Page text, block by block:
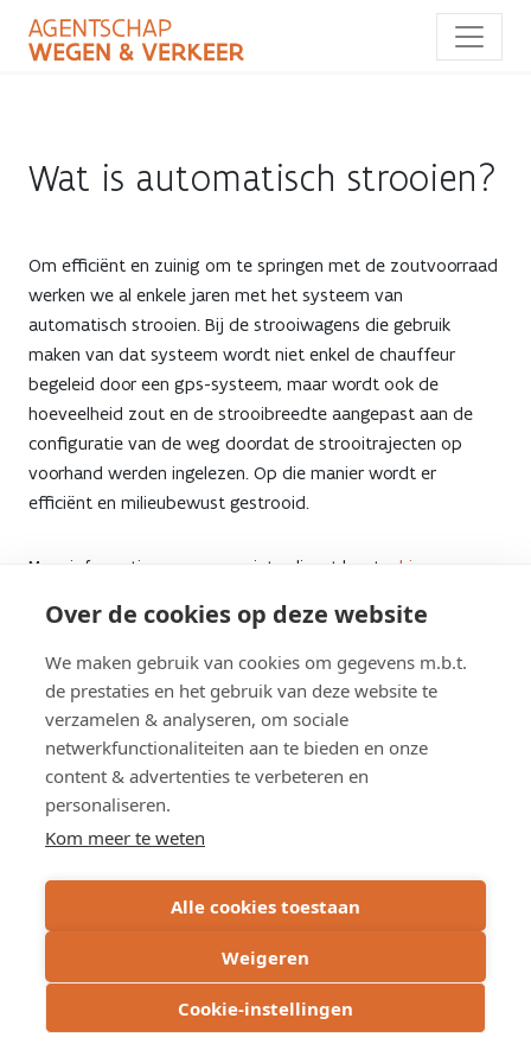
Over de cookies op deze website
We maken gebruik van cookies om gegevens m.b.t.
de prestaties en het gebruik van deze website te
verzamelen & analyseren, om sociale
netwerkfunctionaliteiten aan te bieden en onze
content & advertenties te verbeteren en
personaliseren.
Kom meer te weten
Alle cookies toestaan
Weigeren
Cookie-instellingen
naar
Wat is automatisch strooien?
Wat
is
automatisch
strooien?
Om efficiënt en zuinig om te springen met de zoutvoorraad
werken we al enkele jaren met het systeem van
automatisch strooien. Bij de strooiwagens die gebruik
maken van dat systeem wordt niet enkel de chauffeur
begeleid door een gps-systeem, maar wordt ook de
hoeveelheid zout en de strooibreedte aangepast aan de
configuratie van de weg doordat de strooitrajecten op
voorhand werden ingelezen. Op die manier wordt er
efficiënt en milieubewust gestrooid.
Meer informatie over onze winterdienst leest u hier
Een dag mee met de winterdienst
van het Agenschap Wegen en
Verkeer